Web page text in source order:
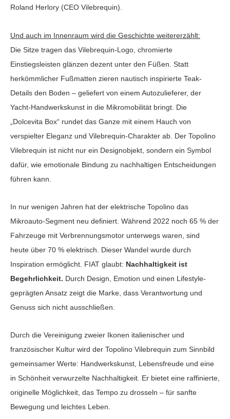
Roland Herlory (CEO Vilebrequin).
Und auch im Innenraum wird die Geschichte weitererzählt:
Die Sitze tragen das Vilebrequin-Logo, chromierte
Einstiegsleisten glänzen dezent unter den Füßen. Statt
herkömmlicher Fußmatten zieren nautisch inspirierte Teak-
Details den Boden – geliefert von einem Autozulieferer, der
Yacht-Handwerkskunst in die Mikromobilität bringt. Die
„Dolcevita Box“ rundet das Ganze mit einem Hauch von
verspielter Eleganz und Vilebrequin-Charakter ab. Der Topolino
Vilebrequin ist nicht nur ein Designobjekt, sondern ein Symbol
dafür, wie emotionale Bindung zu nachhaltigen Entscheidungen
führen kann.
In nur wenigen Jahren hat der elektrische Topolino das
Mikroauto-Segment neu definiert. Während 2022 noch 65 % der
Fahrzeuge mit Verbrennungsmotor unterwegs waren, sind
heute über 70 % elektrisch. Dieser Wandel wurde durch
Inspiration ermöglicht. FIAT glaubt: Nachhaltigkeit ist
Begehrlichkeit. Durch Design, Emotion und einen Lifestyle-
geprägten Ansatz zeigt die Marke, dass Verantwortung und
Genuss sich nicht ausschließen.
Durch die Vereinigung zweier Ikonen italienischer und
französischer Kultur wird der Topolino Vilebrequin zum Sinnbild
gemeinsamer Werte: Handwerkskunst, Lebensfreude und eine
in Schönheit verwurzelte Nachhaltigkeit. Er bietet eine raffinierte,
originelle Möglichkeit, das Tempo zu drosseln – für sanfte
Bewegung und leichtes Leben.